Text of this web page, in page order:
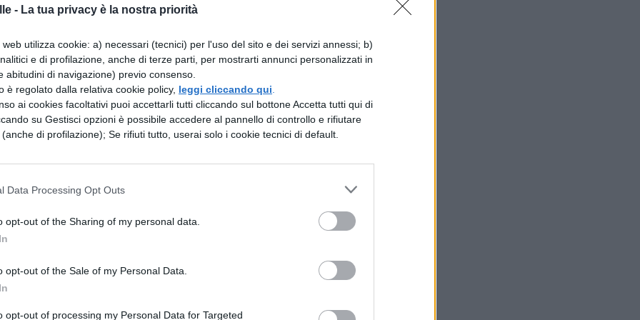
- La tua privacy è la nostra priorità
utilizza cookie: a) necessari (tecnici) per l'uso del sito e dei servizi annessi; b)
e di profilazione, anche di terze parti, per mostrarti annunci personalizzati in
abitudini di navigazione) previo consenso.
è regolato dalla relativa cookie policy, leggi cliccando qui
ai cookies facoltativi puoi accettarli tutti cliccando sul bottone Accetta tutti qui di
su Gestisci opzioni è possibile accedere al pannello di controllo e rifiutare
di profilazione); Se rifiuti tutto, userai solo i cookie tecnici di default.
Data Processing Opt Outs
opt-out of the Sharing of my personal data.
opt-out of the Sale of my Personal Data.
opt-out of processing my Personal Data for Targeted
a Gesù aveva fatto una domanda al suo
è necessario che io faccia, affinché abbia la
trascurare gli insegnamenti e così avrebbe
quel giovane desiderava conoscere gli
"Occorre che tu non uccida, non commetta
testimonianza. Inoltre è necessario che onori tuo
tuo come te stesso.". Ma il giovane disse lui
custodito tutti i precetti che Gesù aveva
niente finora?". Ma tramandano che Gesù
hai e da ai poveri e sarai perfetto e avrai un
Ma dopo che il giovane aveva ascoltato quel
andato triste; infatti egli aveva molti
molto e alle quali era molto attaccato. E pare